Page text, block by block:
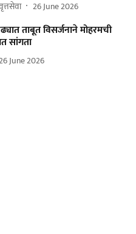
26 June 2026
ताबूत विसर्जनाने मोहरमची
सांगता
June 2026